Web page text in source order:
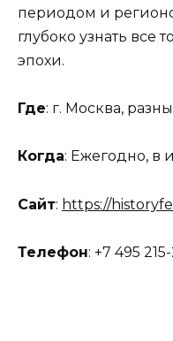
периодом и
глубоко узнать все
эпохи.
Где: г. Москва,
Когда: Ежегодно, в
Сайт: https://
Телефон: +7 495